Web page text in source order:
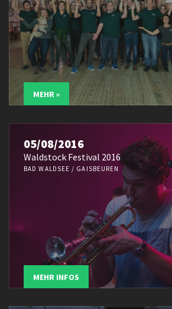
MEHR »
05/08/2016
Waldstock Festival 2016
BAD WALDSEE / GAISBEUREN
MEHR INFOS